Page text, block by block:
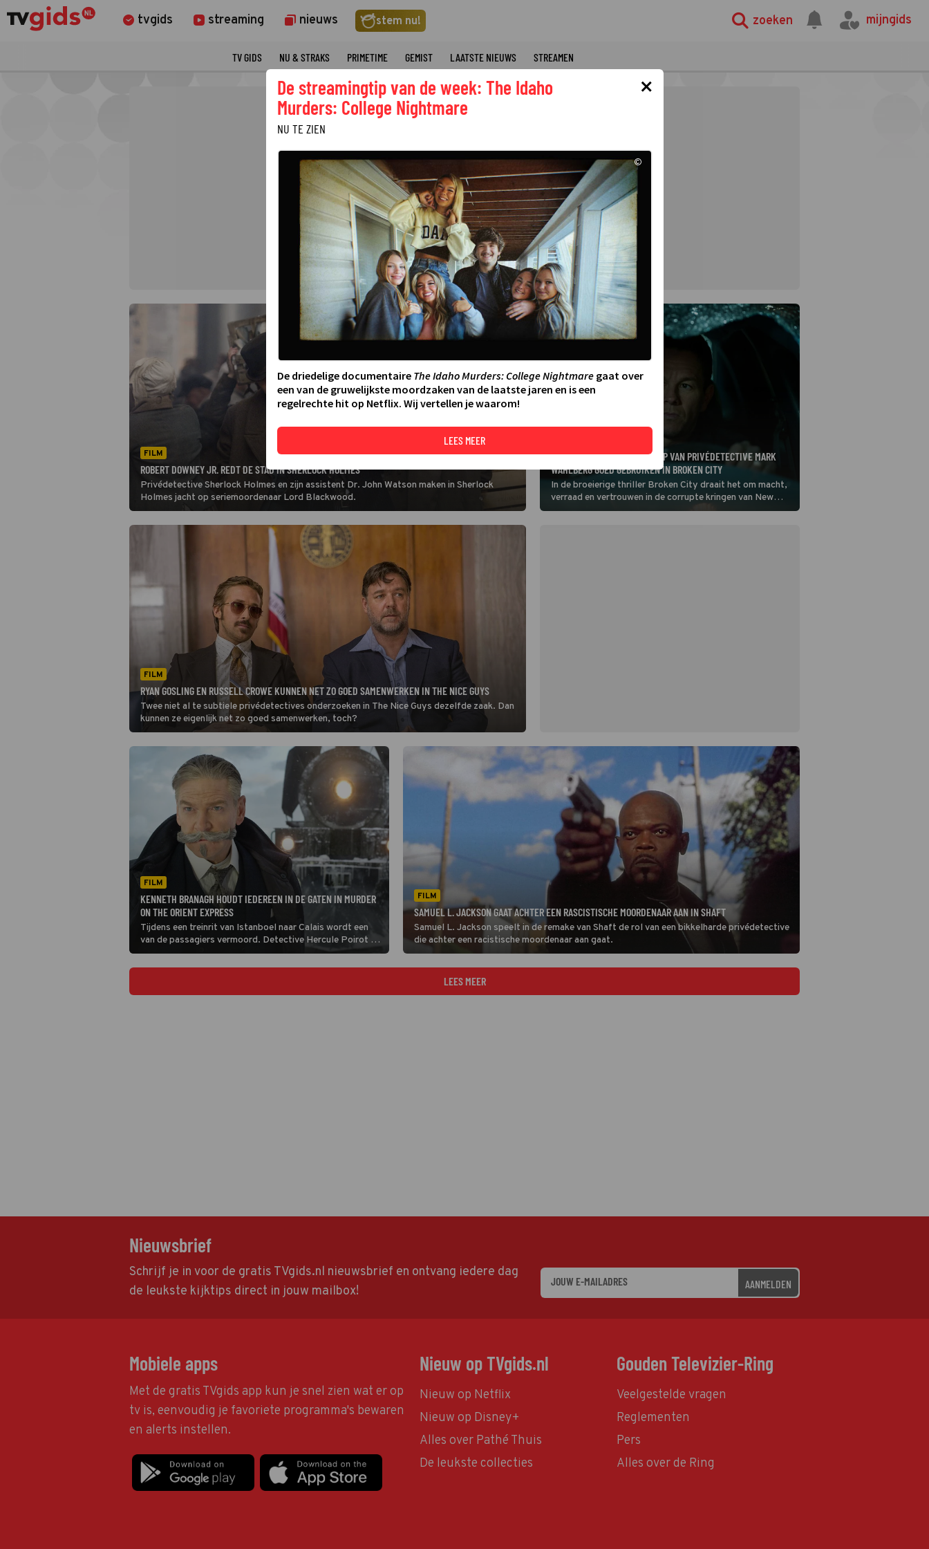
tvgids streaming nieuws stem nu! zoeken mijngids
TV GIDS NU & STRAKS PRIMETIME GEMIST LAATSTE NIEUWS STREAMEN
FILM
ROBERT DOWNEY JR. REDT DE STAD IN SHERLOCK HOLMES
Privédetective Sherlock Holmes en zijn assistent Dr. John Watson maken in Sherlock
Holmes jacht op seriemoordenaar Lord Blackwood.
RUSSELL CROWE KAN DE HULP VAN PRIVÉDETECTIVE MARK
WAHLBERG GOED GEBRUIKEN IN BROKEN CITY
In de broeierige thriller Broken City draait het om macht,
verraad en vertrouwen in de corrupte kringen van New
Yorkse bestuurders.
FILM
RYAN GOSLING EN RUSSELL CROWE KUNNEN NET ZO GOED SAMENWERKEN IN THE NICE GUYS
Twee niet al te subtiele privédetectives onderzoeken in The Nice Guys dezelfde zaak. Dan
kunnen ze eigenlijk net zo goed samenwerken, toch?
FILM
KENNETH BRANAGH HOUDT IEDEREEN IN DE GATEN IN MURDER
ON THE ORIENT EXPRESS
Tijdens een treinrit van Istanboel naar Calais wordt een
van de passagiers vermoord. Detective Hercule Poirot en
zijn snor gaan uitzoeken wie van de andere
treinreizigers de dader is.
FILM
SAMUEL L. JACKSON GAAT ACHTER EEN RASCISTISCHE MOORDENAAR AAN IN SHAFT
Samuel L. Jackson speelt in de remake van Shaft de rol van een bikkelharde privédetective
die achter een racistische moordenaar aan gaat.
LEES MEER
Nieuwsbrief
Schrijf je in voor de gratis TVgids.nl nieuwsbrief en ontvang iedere dag
de leukste kijktips direct in jouw mailbox!
AANMELDEN
Mobiele apps
Met de gratis TVgids app kun je snel zien wat er op
tv is, eenvoudig je favoriete programma's bewaren
en alerts instellen.
Nieuw op TVgids.nl
Nieuw op Netflix
Nieuw op Disney+
Alles over Pathé Thuis
De leukste collecties
Gouden Televizier-Ring
Veelgestelde vragen
Reglementen
Pers
Alles over de Ring
×
De streamingtip van de week: The Idaho
Murders: College Nightmare
NU TE ZIEN
©
De driedelige documentaire The Idaho Murders: College Nightmaregaat over
een van de gruwelijkste moordzaken van de laatste jaren en is een
regelrechte hit op Netflix. Wij vertellen je waarom!
LEES MEER